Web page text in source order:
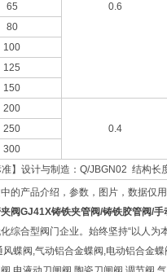
0.6
65
80
100
125
150
200
0.4
250
300
准】设计与制造：Q/JBGN02 结构
的产品介绍，参数，图片，数据仅
阀GJ41X铸铁夹管阀/铸铁胶管阀/手
综合型阀门企业。始终坚持“以人
风蝶阀,气动铝合金蝶阀,电动铝合金